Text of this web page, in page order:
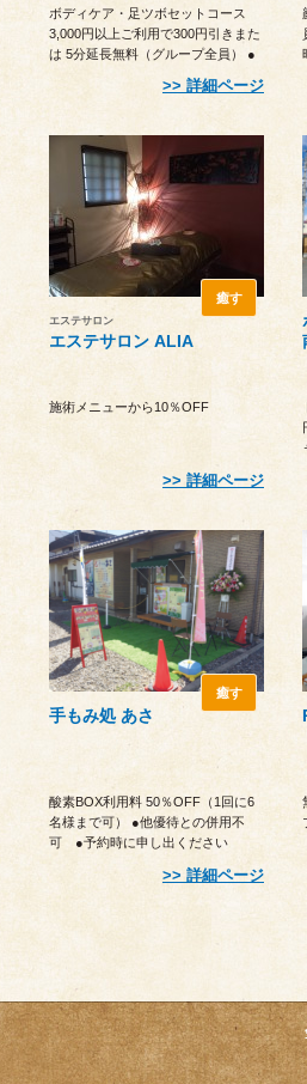
ボディケア・足ツボセットコース
3,000円以上ご利用で300円引きまた
は 5分延長無料（グループ全員） ●
他優待との併用不可 ●予約時に申
詳細ページ
エステサロン
エステサロン ALIA
癒す
施術メニューから10％OFF
詳細ページ
手もみ処 あさ
癒す
酸素BOX利用料 50％OFF（1回に6
名様まで可） ●他優待との併用不
可 ●予約時に申し出ください
詳細ページ